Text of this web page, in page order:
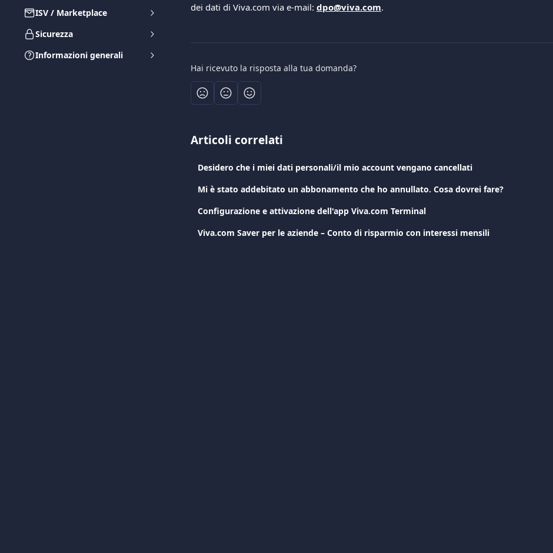
ISV / Marketplace
Sicurezza
Informazioni generali
dei dati di Viva.com via e-mail: dpo@viva.com.
Hai ricevuto la risposta alla tua domanda?
Articoli correlati
Desidero che i miei dati personali/il mio account vengano cancellati
Mi è stato addebitato un abbonamento che ho annullato. Cosa dovrei fare?
Configurazione e attivazione dell'app Viva.com Terminal
Viva.com Saver per le aziende – Conto di risparmio con interessi mensili